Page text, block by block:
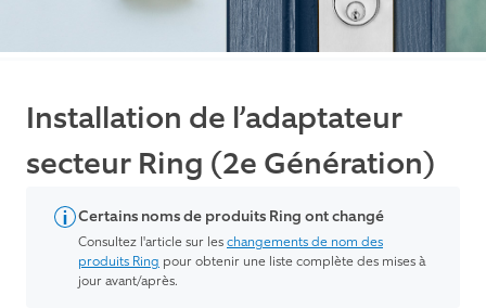
Installation de l’adaptateur
secteur Ring (2e Génération)
Certains noms de produits Ring ont changé
Consultez l'article sur leschangements de nom des
produits Ring pour obtenir une liste complète des mises à
jour avant/après.